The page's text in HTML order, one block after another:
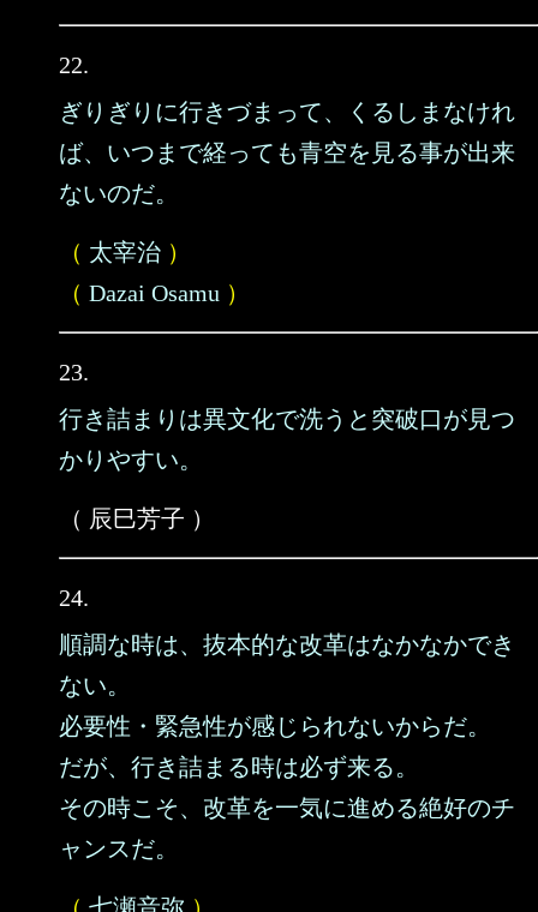
22.
ぎりぎりに行きづまって、くるしまなけれ
ば、いつまで経っても青空を見る事が出来
ないのだ。
（ 太宰治 ）
（ Dazai Osamu ）
23.
行き詰まりは異文化で洗うと突破口が見つ
かりやすい。
（ 辰巳芳子 ）
24.
順調な時は、抜本的な改革はなかなかでき
ない。
必要性・緊急性が感じられないからだ。
だが、行き詰まる時は必ず来る。
その時こそ、改革を一気に進める絶好のチ
ャンスだ。